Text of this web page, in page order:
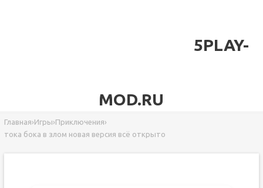
5PLAY-
MOD.RU
Главная›Игры›Приключения›
тока бока в злом новая версия всё открыто